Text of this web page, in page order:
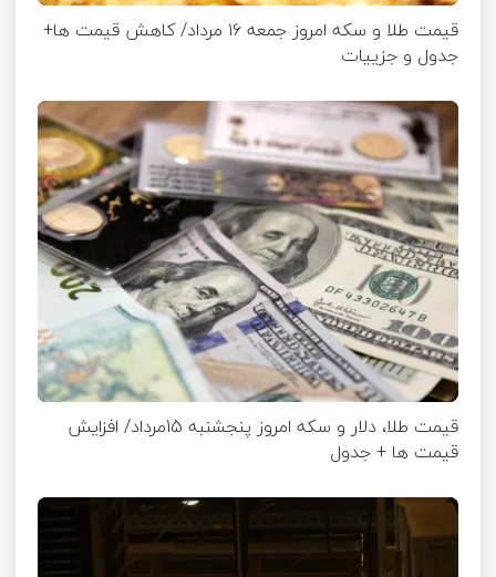
قیمت طلا و سکه امروز جمعه ۱۶ مرداد/ کاهش قیمت ها+
جدول و جزییات
قیمت طلا، دلار و سکه امروز پنجشنبه 15مرداد/ افزایش
قیمت ها + جدول